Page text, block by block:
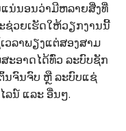
ແນ່ນອນວ່າມີຫລາຍສີ່ງທີ່
ຊ່ວຍເຮັດໃຫ້ວຽກງານນີ້
ວລາພຽງແຕ່ສອງສາມ
ະອາດໄດ້ທົ່ວ ລະບົບຊັກ
ນຈົນຈົບ ຫຼື ລະບົບແຊ່
ລນ໌ ແລະ ອື່ນໆ.